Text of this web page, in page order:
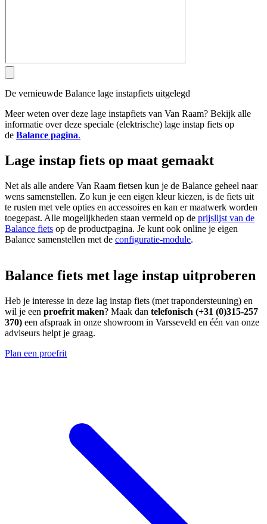
De vernieuwde Balance lage instapfiets uitgelegd
Meer weten over deze lage instapfiets van Van Raam? Bekijk alle
informatie over deze speciale (elektrische) lage instap fiets op
de Balance pagina.
Lage instap fiets op maat gemaakt
Net als alle andere Van Raam fietsen kun je de Balance geheel naar
wens samenstellen. Zo kun je een eigen kleur kiezen, is de fiets uit
te rusten met vele opties en accessoires en kan er maatwerk worden
toegepast. Alle mogelijkheden staan vermeld op de prijslijst van de
Balance fiets op de productpagina. Je kunt ook online je eigen
Balance samenstellen met de configuratie-module.
Balance fiets met lage instap uitproberen
Heb je interesse in deze lag instap fiets (met trapondersteuning) en
wil je een proefrit maken? Maak dan telefonisch (+31 (0)315-257
370) een afspraak in onze showroom in Varsseveld en één van onze
adviseurs helpt je graag.
Plan een proefrit